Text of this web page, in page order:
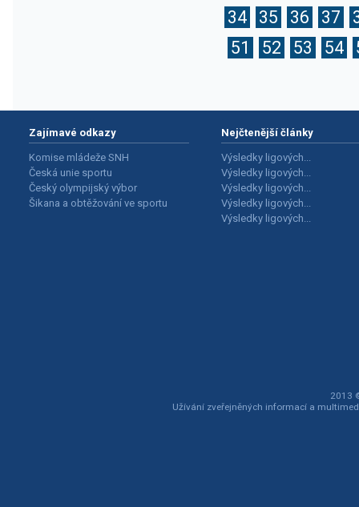
34
35 36 37
51
52 53 54
Zajímavé odkazy
Komise mládeže SNH
Česká unie sportu
Český olympijský výbor
Šikana a obtěžování ve sportu
Nejčtenější články
Výsledky ligových...
Výsledky ligových...
Výsledky ligových...
Výsledky ligových...
Výsledky ligových...
2013
Užívání zveřejněných informací a